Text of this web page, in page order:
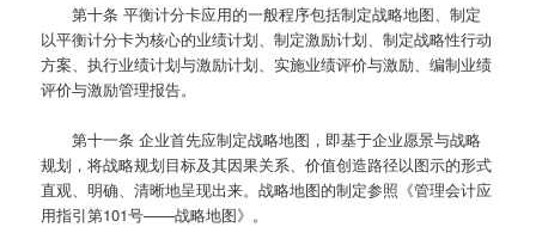
第十条 平衡计分卡应用的一般程序包括制定战略地图、制定
以平衡计分卡为核心的业绩计划、制定激励计划、制定战略性行动
方案、执行业绩计划与激励计划、实施业绩评价与激励、编制业绩
评价与激励管理报告。
第十一条 企业首先应制定战略地图，即基于企业愿景与战略
规划，将战略规划目标及其因果关系、价值创造路径以图示的形式
直观、明确、清晰地呈现出来。战略地图的制定参照《管理会计应
用指引第101号——战略地图》。